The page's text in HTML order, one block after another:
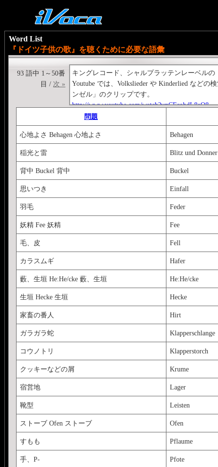
Word List
『ドイツ子供の歌』を聴くために必要な語彙
キングレコード、シャルプラッテンレーベル
Youtube では、Volkslieder や Kinderlied など
ンゼル」のクリップです。
http://www.youtube.com/watch?v=CFcobdL8aO8
93 語中 1～50番
目 / 次 »
問題
心地よさ Behagen 心地よさ Behagen
稲光と雷 Blitz und Donner
背中 Buckel 背中 Buckel
思いつき Einfall
羽毛 Feder
妖精 Fee 妖精 Fee
毛、皮 Fell
カラスムギ Hafer
藪、生垣 He:He/cke 藪、生垣 He:He/cke
生垣 Hecke 生垣 Hecke
家畜の番人 Hirt
ガラガラ蛇 Klapperschlange
コウノトリ Klapperstorch
クッキーなどの屑 Krume
宿営地 Lager
靴型 Leisten
ストーブ Ofen ストーブ Ofen
すもも Pflaume
手、P- Pfote